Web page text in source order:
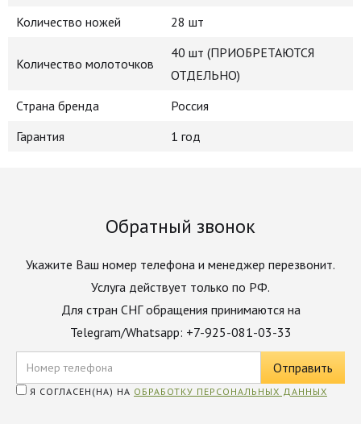
Количество ножей
28 шт
Количество молоточков
40 шт (ПРИОБРЕТАЮТСЯ
ОТДЕЛЬНО)
Страна бренда
Россия
Гарантия
1 год
Обратный звонок
Укажите Ваш номер телефона и менеджер перезвонит.
Услуга действует только по РФ.
Для стран СНГ обращения принимаются на
Telegram/Whatsapp: +7-925-081-03-33
Я СОГЛАСЕН(НА) НА ОБРАБОТКУ ПЕРСОНАЛЬНЫХ ДАННЫХ